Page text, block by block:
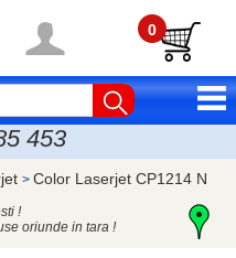
0
453
> Color Laserjet CP1214 N
!
oriunde in tara !